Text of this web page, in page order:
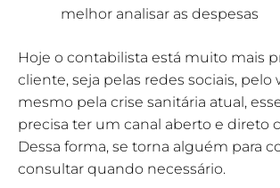
melhor analisar as despesas
Hoje o contabilista está muito mais
cliente, seja pelas redes sociais, pelo
mesmo pela crise sanitária atual,
precisa ter um canal aberto e direto
Dessa forma, se torna alguém para
consultar quando necessário.